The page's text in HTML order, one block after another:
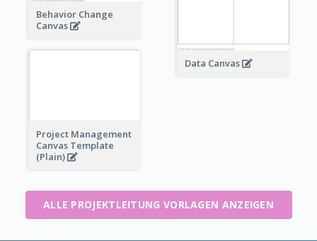
Behavior Change
Canvas
Data Canvas
Project Management
Canvas Template
(Plain)
ALLE PROJEKTLEITUNG VORLAGEN ANZEIGEN